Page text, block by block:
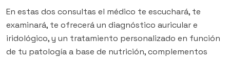
En estas dos consultas el médico te escuchará, te
examinará, te ofrecerá un diagnóstico auricular e
iridológico, y un tratamiento personalizado en función
de tu patología a base de nutrición, complementos